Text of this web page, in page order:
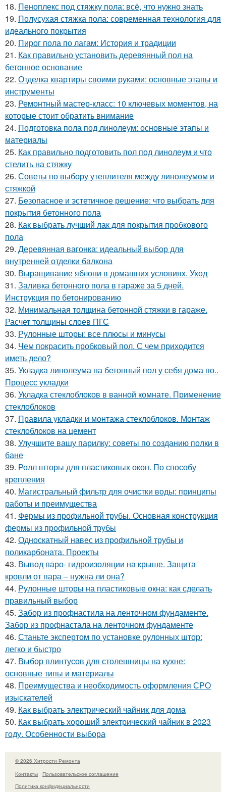
18. Пеноплекс под стяжку пола: всё, что нужно знать
19. Полусухая стяжка пола: современная технология для
идеального покрытия
20. Пирог пола по лагам: История и традиции
21. Как правильно установить деревянный пол на
бетонное основание
22. Отделка квартиры своими руками: основные этапы и
инструменты
23. Ремонтный мастер-класс: 10 ключевых моментов, на
которые стоит обратить внимание
24. Подготовка пола под линолеум: основные этапы и
материалы
25. Как правильно подготовить пол под линолеум и что
стелить на стяжку
26. Советы по выбору утеплителя между линолеумом и
стяжкой
27. Безопасное и эстетичное решение: что выбрать для
покрытия бетонного пола
28. Как выбрать лучший лак для покрытия пробкового
пола
29. Деревянная вагонка: идеальный выбор для
внутренней отделки балкона
30. Выращивание яблони в домашних условиях. Уход
31. Заливка бетонного пола в гараже за 5 дней.
Инструкция по бетонированию
32. Минимальная толщина бетонной стяжки в гараже.
Расчет толщины слоев ПГС
33. Рулонные шторы: все плюсы и минусы
34. Чем покрасить пробковый пол. С чем приходится
иметь дело?
35. Укладка линолеума на бетонный пол у себя дома по..
Процесс укладки
36. Укладка стеклоблоков в ванной комнате. Применение
стеклоблоков
37. Правила укладки и монтажа стеклоблоков. Монтаж
стеклоблоков на цемент
38. Улучшите вашу парилку: советы по созданию полки в
бане
39. Ролл шторы для пластиковых окон. По способу
крепления
40. Магистральный фильтр для очистки воды: принципы
работы и преимущества
41. Фермы из профильной трубы. Основная конструкция
фермы из профильной трубы
42. Односкатный навес из профильной трубы и
поликарбоната. Проекты
43. Вывод паро- гидроизоляции на крыше. Защита
кровли от пара – нужна ли она?
44. Рулонные шторы на пластиковые окна: как сделать
правильный выбор
45. Забор из профнастила на ленточном фундаменте.
Забор из профнастала на ленточном фундаменте
46. Станьте экспертом по установке рулонных штор:
легко и быстро
47. Выбор плинтусов для столешницы на кухне:
основные типы и материалы
48. Преимущества и необходимость оформления СРО
изыскателей
49. Как выбрать электрический чайник для дома
50. Как выбрать хороший электрический чайник в 2023
году. Особенности выбора
© 2026 Хитрости Ремонта
Контакты
Пользовательское соглашение
Политика конфидециальности